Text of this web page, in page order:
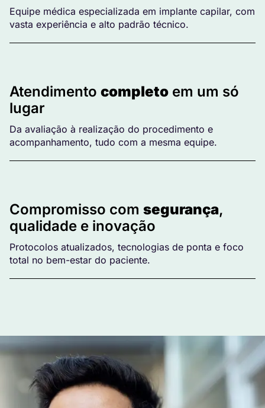
Equipe médica especializada em implante capilar, com
vasta experiência e alto padrão técnico.
Atendimento completo em um só
lugar
Da avaliação à realização do procedimento e
acompanhamento, tudo com a mesma equipe.
Compromisso com segurança,
qualidade e inovação
Protocolos atualizados, tecnologias de ponta e foco
total no bem-estar do paciente.